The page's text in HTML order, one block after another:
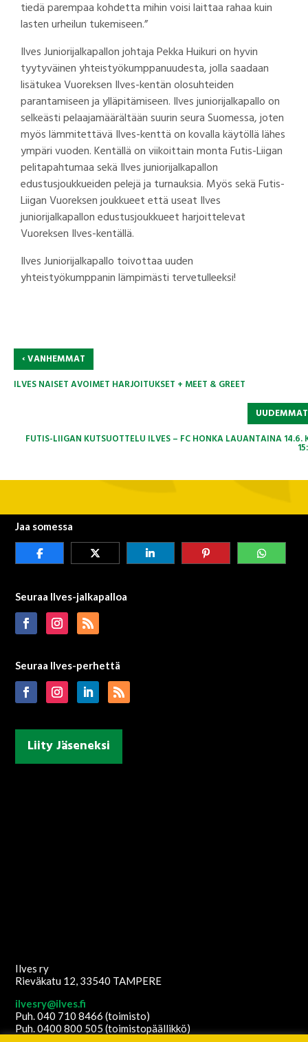
tiedä parempaa kohdetta mihin voisi laittaa rahaa kuin
lasten urheilun tukemiseen.”
Ilves Juniorijalkapallon johtaja Pekka Huikuri on hyvin
tyytyväinen yhteistyökumppanuudesta, jolla saadaan
lisätukea Vuoreksen Ilves-kentän olosuhteiden
parantamiseen ja ylläpitämiseen. Ilves juniorijalkapallo on
selkeästi pelaajamäärältään suurin seura Suomessa, joten
myös lämmitettävä Ilves-kenttä on kovalla käytöllä lähes
ympäri vuoden. Kentällä on viikoittain monta Futis-Liigan
pelitapahtumaa sekä Ilves juniorijalkapallon
edustusjoukkueiden pelejä ja turnauksia. Myös sekä Futis-
Liigan Vuoreksen joukkueet että useat Ilves
juniorijalkapallon edustusjoukkueet harjoittelevat
Vuoreksen Ilves-kentällä.
Ilves Juniorijalkapallo toivottaa uuden
yhteistyökumppanin lämpimästi tervetulleeksi!
‹VANHEMMAT
ILVES NAISET AVOIMET HARJOITUKSET + MEET & GREET
FUTIS-LIIGAN KUTSUOTTELU ILVES – FC HONKA LAUANTAINA 14.6.
Jaa somessa
Seuraa Ilves-jalkapalloa
Seuraa Ilves-perhettä
Liity Jäseneksi
Ilves ry
Rieväkatu 12, 33540 TAMPERE
ilvesry@ilves.fi
Puh. 040 710 8466 (toimisto)
Puh. 0400 800 505 (toimistopäällikkö)